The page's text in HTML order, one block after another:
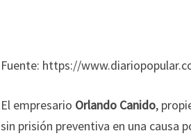
Fuente: https://
El empresario Orlando Canido,
sin prisión preventiva en una causa